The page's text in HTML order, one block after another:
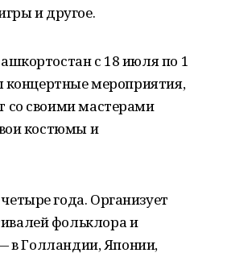
и другое.
с 18 июля по 1
концертные мероприятия,
со своими мастерами
костюмы и
года. Организует
фольклора и
в Голландии, Японии,